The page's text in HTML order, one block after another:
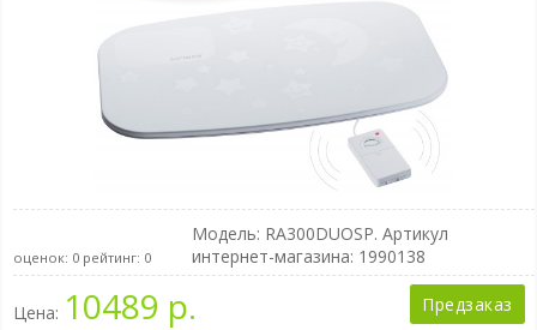
оценок: 0рейтинг: 0
Модель: RA300DUOSP. Артикул
интернет-магазина: 1990138
Цена: 10489 р. Предзаказ